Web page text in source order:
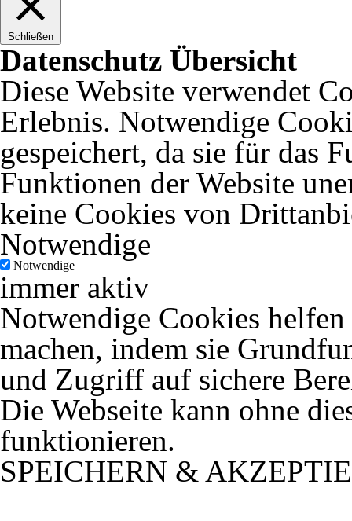
Schließen
Datenschutz Übersicht
Diese Website verwendet
Erlebnis. Notwendige
gespeichert, da sie für das
Funktionen der Website
keine Cookies von
Notwendige
Notwendige
immer aktiv
Notwendige Cookies
machen, indem sie
und Zugriff auf sichere
Die Webseite kann ohne
funktionieren.
SPEICHERN &